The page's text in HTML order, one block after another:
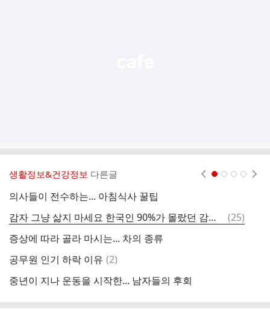
생활정보&건강정보 다른글
의사들이 전수하는... 아침식사 꿀팁
감자 그냥 삶지 마세요 한국인 90%가 몰랐던 감자 진짜 꿀팁
댓
글
(25)
증상에 따라 골라 마시는... 차의 종류
공무원 인기 하락 이유 댓
(2)
중년이 지나 운동을 시작한... 남자들의 후회